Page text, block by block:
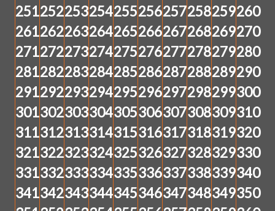
251252253254255256257258259260
261262263264265266267268269270
271272273274275276277278279280
281282283284285286287288289290
291292293294295296297298299300
301302303304305306307308309310
311312313314315316317318319320
321322323324325326327328329330
331332333334335336337338339340
341342343344345346347348349350